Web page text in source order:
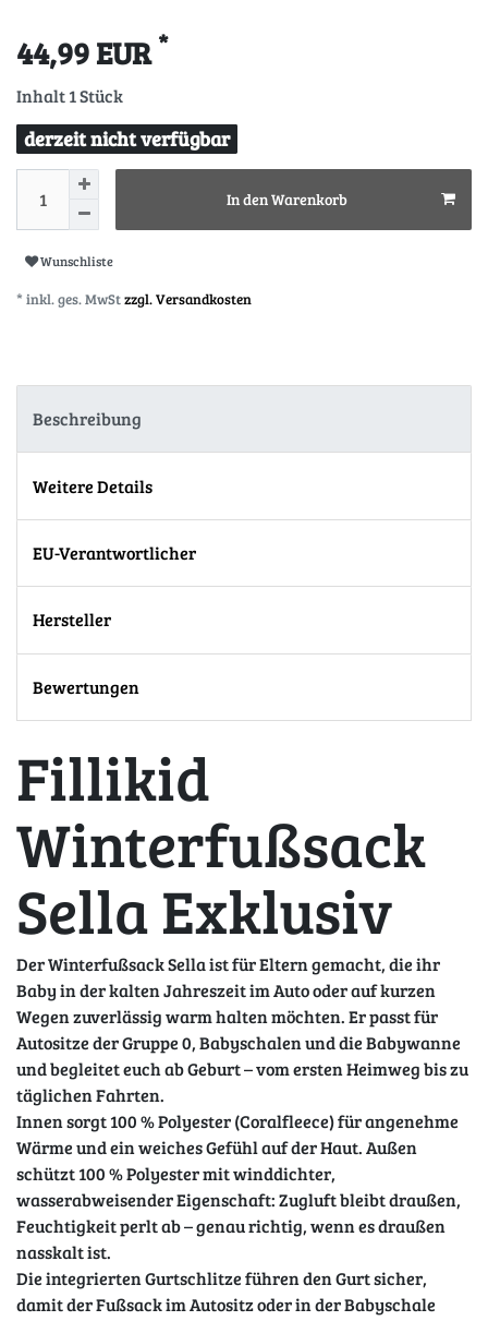
44,99 EUR *
Inhalt1Stück
derzeit nicht verfügbar
In den Warenkorb
Wunschliste
* inkl. ges. MwStzzgl. Versandkosten
Beschreibung
Weitere Details
EU-Verantwortlicher
Hersteller
Bewertungen
Fillikid
Winterfußsack
Sella Exklusiv
Der Winterfußsack Sella ist für Eltern gemacht, die ihr
Baby in der kalten Jahreszeit im Auto oder auf kurzen
Wegen zuverlässig warm halten möchten. Er passt für
Autositze der Gruppe 0, Babyschalen und die Babywanne
und begleitet euch ab Geburt – vom ersten Heimweg bis zu
täglichen Fahrten.
Innen sorgt 100 % Polyester (Coralfleece) für angenehme
Wärme und ein weiches Gefühl auf der Haut. Außen
schützt 100 % Polyester mit winddichter,
wasserabweisender Eigenschaft: Zugluft bleibt draußen,
Feuchtigkeit perlt ab – genau richtig, wenn es draußen
nasskalt ist.
Die integrierten Gurtschlitze führen den Gurt sicher,
damit der Fußsack im Autositz oder in der Babyschale